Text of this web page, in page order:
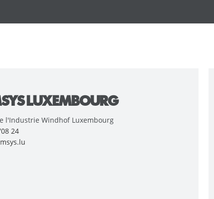
LUXEMBOURG
l'Industrie Windhof Luxembourg
24